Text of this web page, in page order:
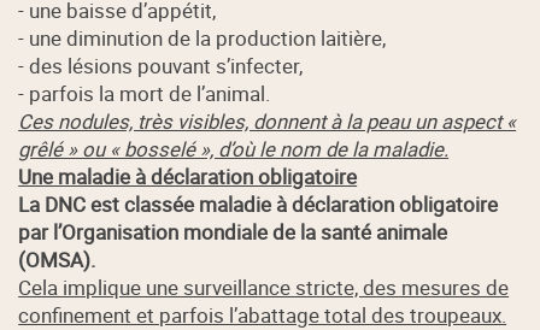
- une baisse d’appétit,
- une diminution de la production laitière,
- des lésions pouvant s’infecter,
- parfois la mort de l’animal.
Ces nodules, très visibles, donnent à la peau un aspect «
grêlé » ou « bosselé », d’où le nom de la maladie.
Une maladie à déclaration obligatoire
La DNC est classée maladie à déclaration obligatoire
par l’Organisation mondiale de la santé animale
(OMSA).
Cela implique une surveillance stricte, des mesures de
confinement et parfois l’abattage total des troupeaux.